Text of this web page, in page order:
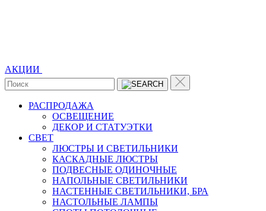
АКЦИИ
РАСПРОДАЖА
ОСВЕЩЕНИЕ
ДЕКОР И СТАТУЭТКИ
CВЕТ
ЛЮСТРЫ И СВЕТИЛЬНИКИ
КАСКАДНЫЕ ЛЮСТРЫ
ПОДВЕСНЫЕ ОДИНОЧНЫЕ
НАПОЛЬНЫЕ СВЕТИЛЬНИКИ
НАСТЕННЫЕ СВЕТИЛЬНИКИ, БРА
НАСТОЛЬНЫЕ ЛАМПЫ